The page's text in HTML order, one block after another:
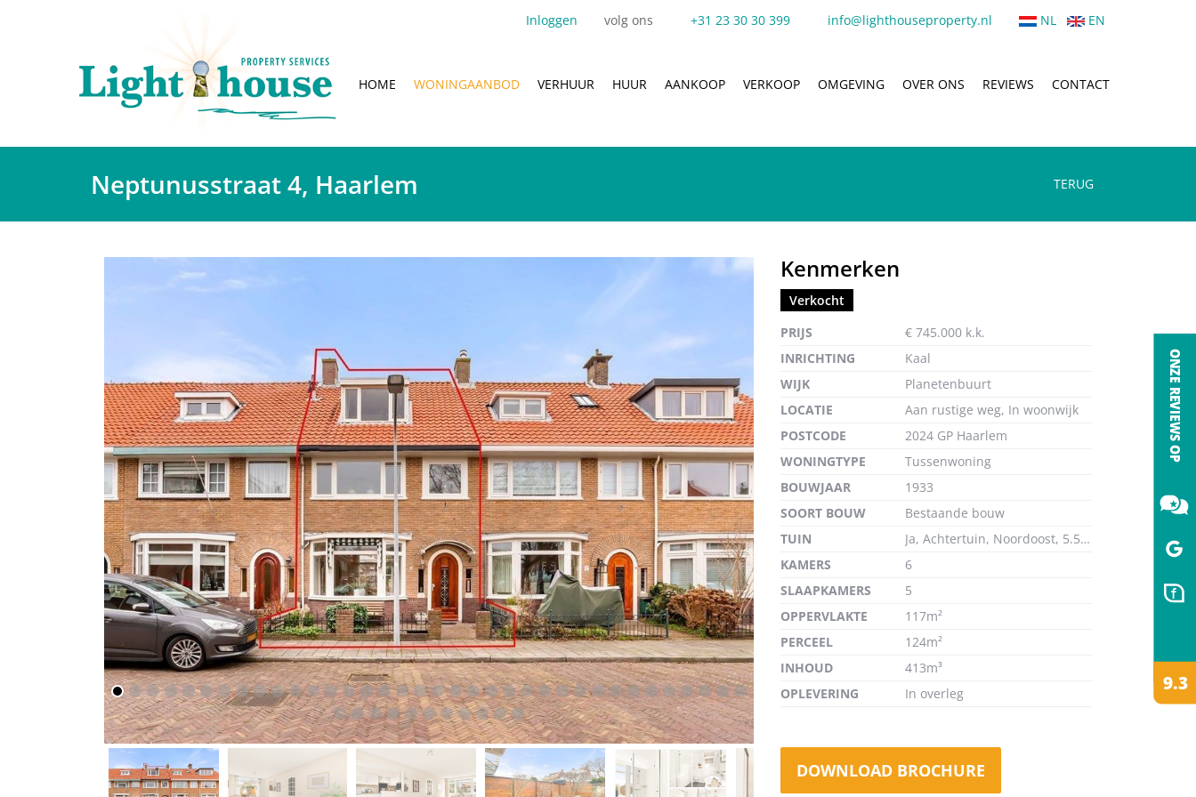
Inloggen volg ons +31 23 30 30 399 info@lighthouseproperty.nl NL EN
HOME WONINGAANBOD VERHUUR HUUR AANKOOP VERKOOP OMGEVING OVER ONS REVIEWS CONTACT
Neptunusstraat 4, Haarlem TERUG
vorige volgende
Vergroten
Kenmerken
Verkocht
PRIJS
€ 745.000 k.k.
INRICHTING
Kaal
WIJK
Planetenbuurt
LOCATIE
Aan rustige weg, In woonwijk
POSTCODE
2024 GP Haarlem
WONINGTYPE
Tussenwoning
BOUWJAAR
1933
SOORT BOUW
Bestaande bouw
TUIN
Ja, Achtertuin, Noordoost, 5.54×9.06m
KAMERS
6
SLAAPKAMERS
5
OPPERVLAKTE
117m²
PERCEEL
124m²
INHOUD
413m³
OPLEVERING
In overleg
DOWNLOAD BROCHURE